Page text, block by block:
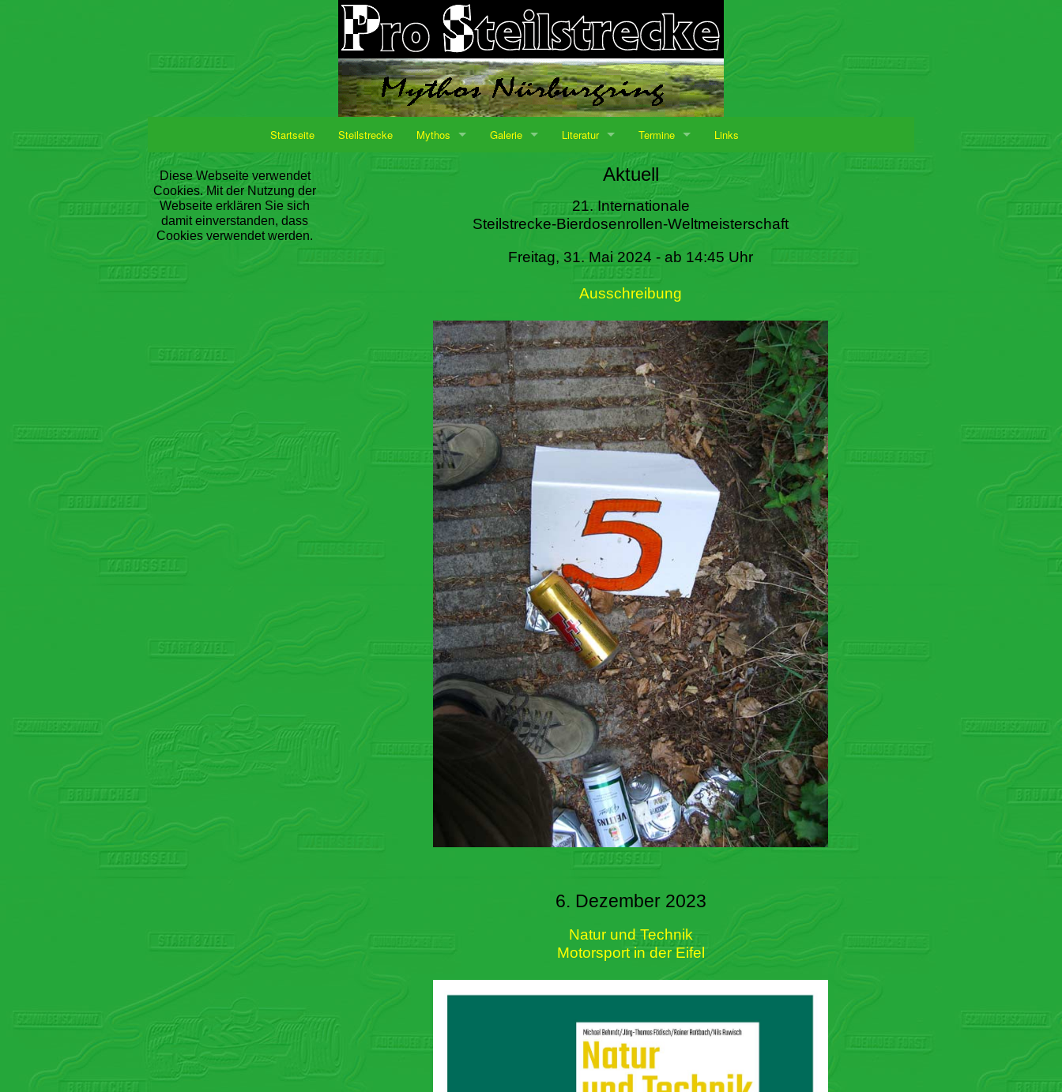
Startseite Steilstrecke Mythos Galerie Literatur Termine Links
Diese Webseite verwendet
Cookies. Mit der Nutzung der
Webseite erklären Sie sich
damit einverstanden, dass
Cookies verwendet werden.
Aktuell
21. Internationale
Steilstrecke-Bierdosenrollen-Weltmeisterschaft
Freitag, 31. Mai 2024 - ab 14:45 Uhr
Ausschreibung
6. Dezember 2023
Natur und Technik
Motorsport in der Eifel